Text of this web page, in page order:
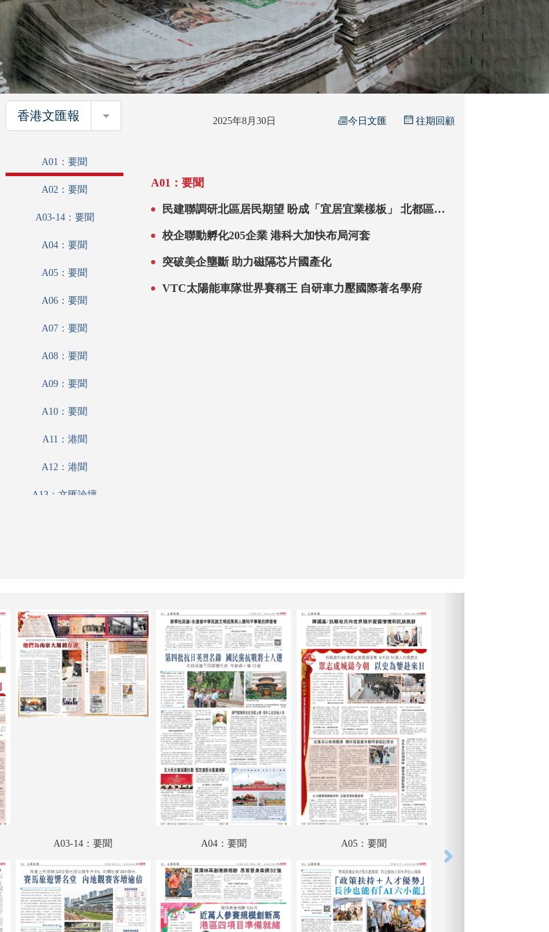
香港文匯報 香港文匯報 2025年8月30日 今日文匯 往期回顧
A01：要聞
A02：要聞
A03-14：要聞
A04：要聞
A05：要聞
A06：要聞
A07：要聞
A08：要聞
A09：要聞
A10：要聞
A11：港聞
A12：港聞
A13：文匯論壇
B03：廣告
B04：廣告
B05：廣告
B06：娛樂
A01：要聞
民建聯調研北區居民期望 盼成「宜居宜業樣板」 北都區就
校企聯動孵化205企業 港科大加快布局河套
突破美企壟斷 助力磁隔芯片國產化
VTC太陽能車隊世界賽稱王 自研車力壓國際著名學府
A03-14：要聞 A04：要聞 A05：要聞